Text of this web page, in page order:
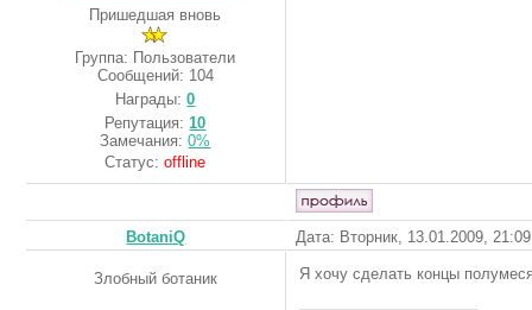
Пришедшая вновь
Группа: Пользователи
Сообщений: 104
Награды:0
Репутация: 10
Замечания:0%
Статус:offline
BotaniQ Дата: Вторник, 13.01.2009,
Злобный ботаник Я хочу сделать концы